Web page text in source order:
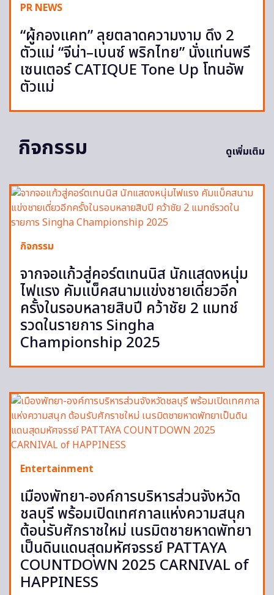
PR NEWS
“ผู้กองแคท” ลุยตลาดความงาม ดึง 2
ตัวแม่ “จีน่า–เบนซ์ พริกไทย” นั่งแท่นพรี
เซนเตอร์ CATIQUE Tone Up โทนอัพ
ตัวแม่
กิจกรรม ดูเพิ่มเติม
กิจกรรม
จากจอแก้วสู่คอร์ตเทนนิส นักแสดงหนุ่ม
ไฟแรง คัมแบ็คสนามแข่งชายเดี่ยวอีก
ครั้งในรอบหลายสิบปี คว้าชัย 2 แมทช์
รวดในรายการ Singha
Championship 2025
Entertainment
เมืองพัทยา-องค์การบริหารส่วนจังหวัด
ชลบุรี พร้อมเปิดเทศกาลแห่งความสนุก
ต้อนรับศักราชใหม่ เนรมิตชายหาดพัทยา
เป็นดินแดนสุดมหัศจรรย์ PATTAYA
COUNTDOWN 2025 CARNIVAL of
HAPPINESS